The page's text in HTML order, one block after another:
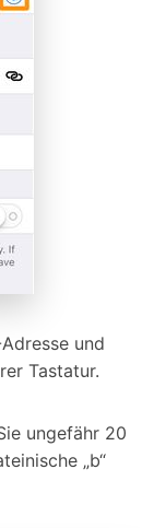
und
Tastatur.
ungefähr 20
„b“